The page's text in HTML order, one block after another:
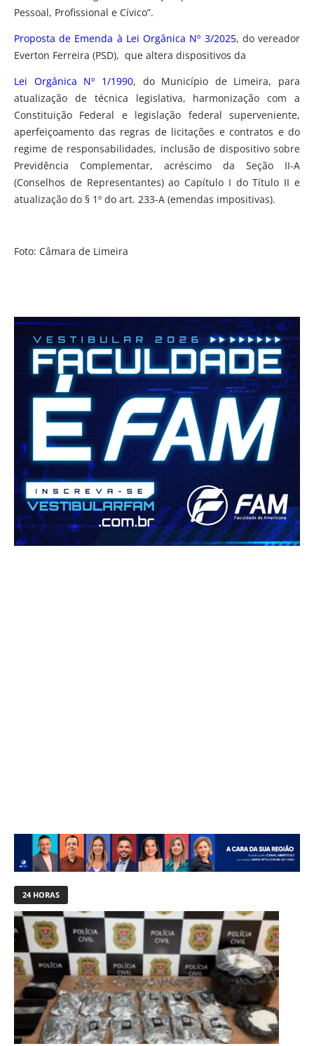
Pessoal, Profissional e Cívico”.
Proposta de Emenda à Lei Orgânica Nº 3/2025, do vereador
Everton Ferreira (PSD), que altera dispositivos da
Lei Orgânica Nº 1/1990, do Município de Limeira, para
atualização de técnica legislativa, harmonização com a
Constituição Federal e legislação federal superveniente,
aperfeiçoamento das regras de licitações e contratos e do
regime de responsabilidades, inclusão de dispositivo sobre
Previdência Complementar, acréscimo da Seção II-A
(Conselhos de Representantes) ao Capítulo I do Título II e
atualização do § 1º do art. 233-A (emendas impositivas).
Foto: Câmara de Limeira
24 HORAS